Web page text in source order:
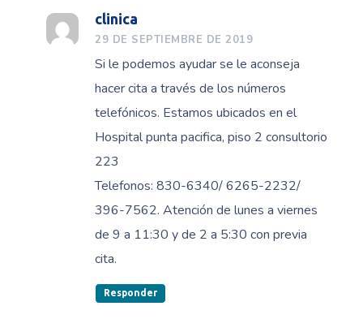
clinica
29 DE SEPTIEMBRE DE 2019
Si le podemos ayudar se le aconseja
hacer cita a través de los números
telefónicos. Estamos ubicados en el
Hospital punta pacifica, piso 2 consultorio
223
Telefonos: 830-6340/ 6265-2232/
396-7562. Atención de lunes a viernes
de 9 a 11:30 y de 2 a 5:30 con previa
cita.
Responder